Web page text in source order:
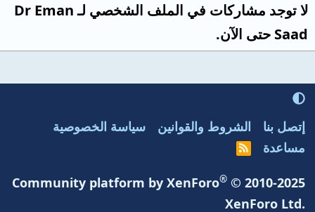
لا توجد مشاركات في الملف الشخصي لـ Dr Eman
Saad حتى الآن.
إتصل بنا الشروط والقوانين
سياسة الخصوصية
مساعدة
R
S
Community platform by XenForo® © 2010-2025
XenForo Ltd.